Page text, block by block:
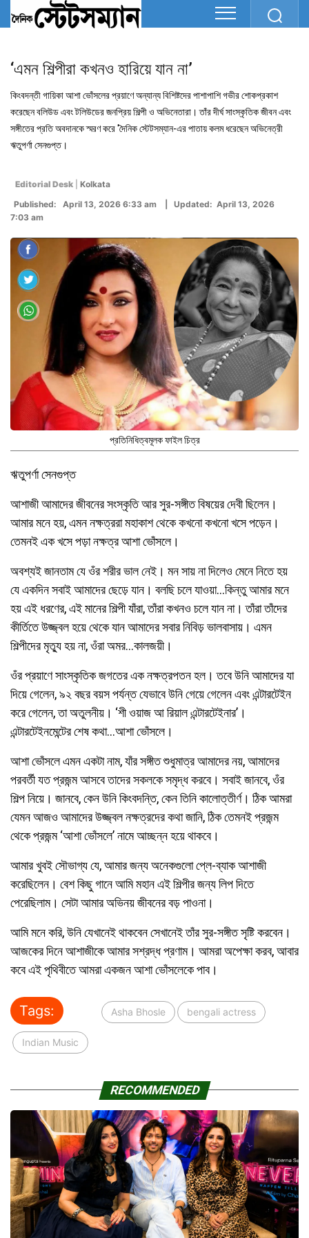
‘এমন শিল্পীরা কখনও হারিয়ে যান না’
কিংবদন্তী গায়িকা আশা ভোঁসলের প্রয়াণে অন্যান্য বিশিষ্টদের পাশাপাশি গভীর শোকপ্রকাশ
করেছেন বলিউড এবং টলিউডের জনপ্রিয় শিল্পী ও অভিনেতারা। তাঁর দীর্ঘ সাংস্কৃতিক জীবন এবং
সঙ্গীতের প্রতি অবদানকে স্মরণ করে 'দৈনিক স্টেটসম্যান-এর পাতায় কলম ধরেছেন অভিনেত্রী
ঋতুপর্ণা সেনগুপ্ত।
Editorial Desk
Kolkata
Published: April 13, 2026 6:33 am | Updated: April 13, 2026
7:03 am
প্রতিনিধিত্বমূলক ফাইল চিত্র
ঋতুপর্ণা সেনগুপ্ত
আশাজী আমাদের জীবনের সংস্কৃতি আর সুর-সঙ্গীত বিষয়ের দেবী ছিলেন।
আমার মনে হয়, এমন নক্ষত্ররা মহাকাশ থেকে কখনো কখনো খসে পড়েন।
তেমনই এক খসে পড়া নক্ষত্র আশা ভোঁসলে।
অবশ্যই জানতাম যে ওঁর শরীর ভাল নেই। মন সায় না দিলেও মেনে নিতে হয়
যে একদিন সবাই আমাদের ছেড়ে যান। বলছি চলে যাওয়া…কিন্তু আমার মনে
হয় এই ধরণের, এই মানের শিল্পী যাঁরা, তাঁরা কখনও চলে যান না। তাঁরা তাঁদের
কীর্তিতে উজ্জ্বল হয়ে থেকে যান আমাদের সবার নিবিড় ভালবাসায়। এমন
শিল্পীদের মৃত্যু হয় না, ওঁরা অমর…কালজয়ী।
ওঁর প্রয়াণে সাংস্কৃতিক জগতের এক নক্ষত্রপতন হল। তবে উনি আমাদের যা
দিয়ে গেলেন, ৯২ বছর বয়স পর্যন্ত যেভাবে উনি গেয়ে গেলেন এবং এন্টারটেইন
করে গেলেন, তা অতুলনীয়। ‘শী ওয়াজ আ রিয়াল এন্টারটেইনার’।
এন্টারটেইনমেন্টের শেষ কথা…আশা ভোঁসলে।
আশা ভোঁসলে এমন একটা নাম, যাঁর সঙ্গীত শুধুমাত্র আমাদের নয়, আমাদের
পরবর্তী যত প্রজন্ম আসবে তাদের সকলকে সমৃদ্ধ করবে। সবাই জানবে, ওঁর
শিল্প নিয়ে। জানবে, কেন উনি কিংবদন্তি, কেন তিনি কালোত্তীর্ণ। ঠিক আমরা
যেমন আজও আমাদের উজ্জ্বল নক্ষত্রদের কথা জানি, ঠিক তেমনই প্রজন্ম
থেকে প্রজন্ম ‘আশা ভোঁসলে’ নামে আচ্ছন্ন হয়ে থাকবে।
আমার খুবই সৌভাগ্য যে, আমার জন্য অনেকগুলো প্লে-ব্যাক আশাজী
করেছিলেন। বেশ কিছু গানে আমি মহান এই শিল্পীর জন্য লিপ দিতে
পেরেছিলাম। সেটা আমার অভিনয় জীবনের বড় পাওনা।
আমি মনে করি, উনি যেখানেই থাকবেন সেখানেই তাঁর সুর-সঙ্গীত সৃষ্টি করবেন।
আজকের দিনে আশাজীকে আমার সশ্রদ্ধ প্রণাম। আমরা অপেক্ষা করব, আবার
কবে এই পৃথিবীতে আমরা একজন আশা ভোঁসলেকে পাব।
Tags: Asha Bhosle bengali actress
Indian Music
RECOMMENDED